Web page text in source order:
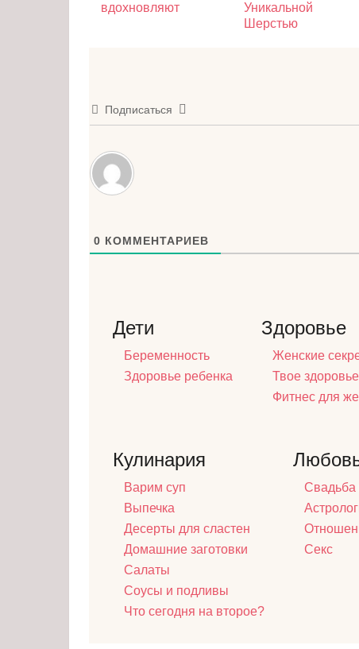
вдохновляют
Уникальной
Шерстью
Подписаться
0 КОММЕНТАРИЕВ
Дети
Беременность
Здоровье ребенка
Здоровье
Женские
Твое здоровье
Фитнес для
Кулинария
Варим суп
Выпечка
Десерты для сластен
Домашние заготовки
Салаты
Соусы и подливы
Что сегодня на второе?
Свадьба
Секс